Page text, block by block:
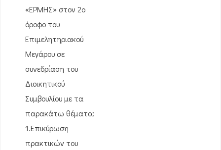
«ΕΡΜΗΣ» στον 2ο
όροφο του
Επιμελητηριακού
Μεγάρου σε
συνεδρίαση του
Διοικητικού
Συμβουλίου με τα
παρακάτω θέματα:
1.Επικύρωση
πρακτικών του